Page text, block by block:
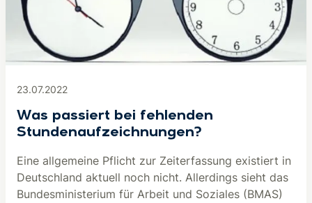
23.07.2022
Was passiert bei fehlenden
Stundenaufzeichnungen?
Eine allgemeine Pflicht zur Zeiterfassung existiert in
Deutschland aktuell noch nicht. Allerdings sieht das
Bundesministerium für Arbeit und Soziales (BMAS)